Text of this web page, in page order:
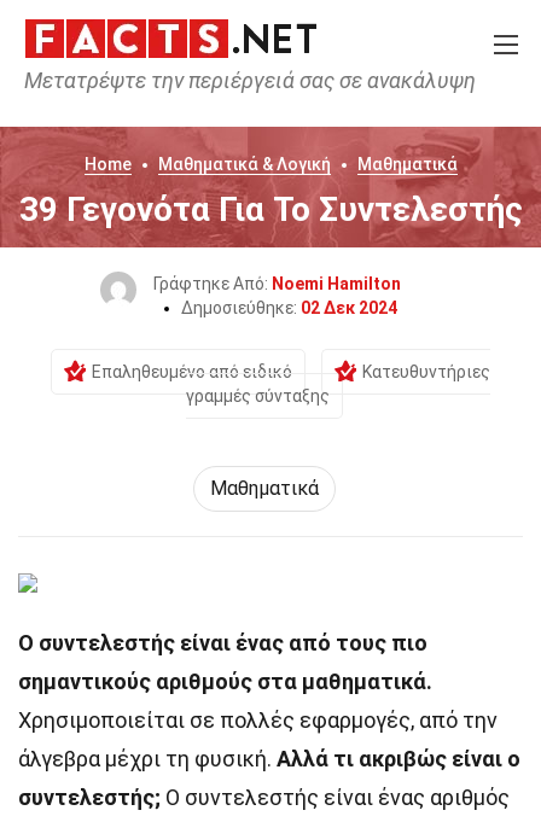
Μετατρέψτε την περιέργειά σας σε ανακάλυψη
Home Μαθηματικά & Λογική Μαθηματικά
39 Γεγονότα Για Το Συντελεστής
Γράφτηκε Από: Noemi Hamilton
Δημοσιεύθηκε: 02 Δεκ 2024
Επαληθευμένο από ειδικό
Κατευθυντήριες
γραμμές σύνταξης
Μαθηματικά
Ο συντελεστής είναι ένας από τους πιο
σημαντικούς αριθμούς στα μαθηματικά.
Χρησιμοποιείται σε πολλές εφαρμογές, από την
άλγεβρα μέχρι τη φυσική. Αλλά τι ακριβώς είναι ο
συντελεστής; Ο συντελεστής είναι ένας αριθμός